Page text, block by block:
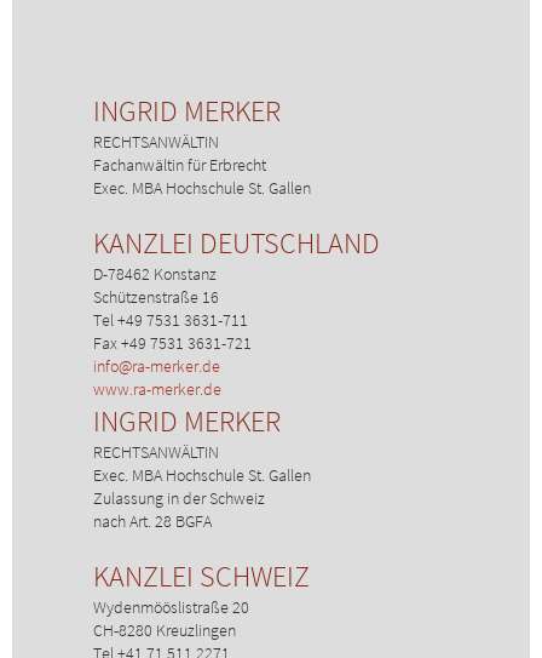
INGRID MERKER
RECHTSANWÄLTIN
Fachanwältin für Erbrecht
Exec. MBA Hochschule St. Gallen
KANZLEI DEUTSCHLAND
D-78462 Konstanz
Schützenstraße 16
Tel +49 7531 3631-711
Fax +49 7531 3631-721
info@ra-merker.de
www.ra-merker.de
INGRID MERKER
RECHTSANWÄLTIN
Exec. MBA Hochschule St. Gallen
Zulassung in der Schweiz
nach Art. 28 BGFA
KANZLEI SCHWEIZ
Wydenmööslistraße 20
CH-8280 Kreuzlingen
Tel +41 71 511 2271